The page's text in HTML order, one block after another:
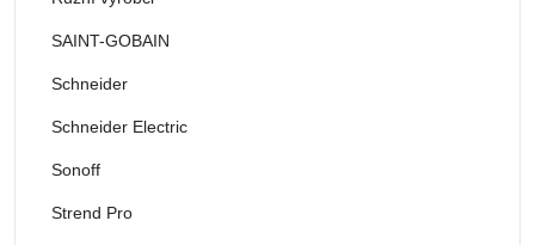
SAINT-GOBAIN
Schneider
Schneider Electric
Sonoff
Strend Pro